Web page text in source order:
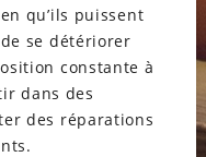
qu’ils puissent
se détériorer
constante à
dans des
des réparations